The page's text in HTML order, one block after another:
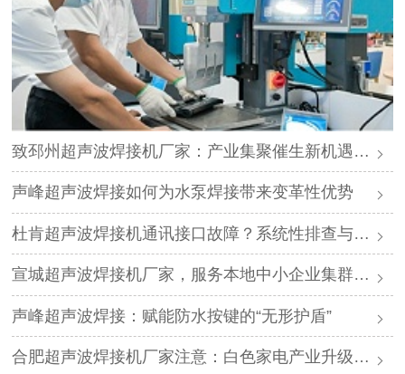
致邳州超声波焊接机厂家：产业集聚催生新机遇，声峰源头工厂邀您抱团发展
声峰超声波焊接如何为水泵焊接带来变革性优势
杜肯超声波焊接机通讯接口故障？系统性排查与专业解决方案
宣城超声波焊接机厂家，服务本地中小企业集群，声峰ODM贴牌助您轻装上阵
声峰超声波焊接：赋能防水按键的“无形护盾”
合肥超声波焊接机厂家注意：白色家电产业升级，声峰源头工厂诚邀加盟